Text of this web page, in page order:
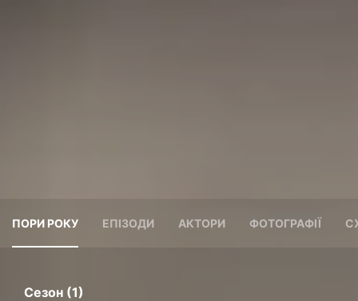
ПОРИ РОКУ ЕПІЗОДИ АКТОРИ ФОТОГРАФІЇ
Сезон (1)